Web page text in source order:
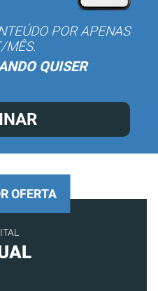
POR APENAS
MÊS.
QUISER
OFERTA